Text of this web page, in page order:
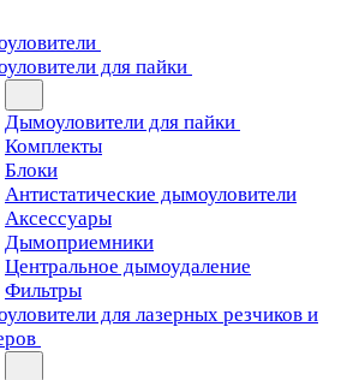
для пайки
Дымоуловители для пайки
Комплекты
Блоки
Антистатические дымоуловители
Аксессуары
Дымоприемники
Центральное дымоудаление
Фильтры
для лазерных резчиков и